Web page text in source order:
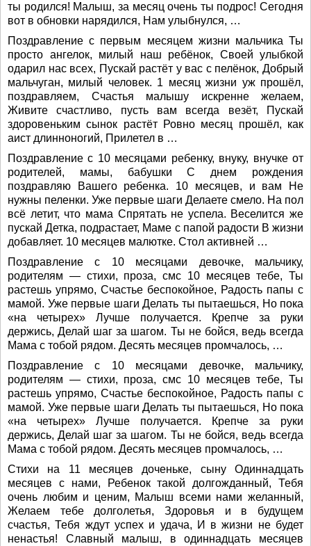
ты родился! Малыш, за месяц очень ты подрос! Сегодня
вот в обновки нарядился, Нам улыбнулся, …
Поздравление с первым месяцем жизни мальчика Ты
просто ангелок, милый наш ребёнок, Своей улыбкой
одарил нас всех, Пускай растёт у вас с пелёнок, Добрый
мальчуган, милый человек. 1 месяц жизни уж прошёл,
поздравляем, Счастья малышу искренне желаем,
Живите счастливо, пусть вам всегда везёт, Пускай
здоровеньким сынок растёт Ровно месяц прошёл, как
аист длинноногий, Прилетел в …
Поздравление с 10 месяцами ребенку, внуку, внучке от
родителей, мамы, бабушки С днем рождения
поздравляю Вашего ребенка. 10 месяцев, и вам Не
нужны пеленки. Уже первые шаги Делаете смело. На пол
всё летит, что мама Спрятать не успела. Веселится же
пускай Детка, подрастает, Маме с папой радости В жизни
добавляет. 10 месяцев малютке. Стол активней …
Поздравление с 10 месяцами девочке, мальчику,
родителям — стихи, проза, смс 10 месяцев тебе, Ты
растешь упрямо, Счастье беспокойное, Радость папы с
мамой. Уже первые шаги Делать ты пытаешься, Но пока
«на четырех» Лучше получается. Крепче за руки
держись, Делай шаг за шагом. Ты не бойся, ведь всегда
Мама с тобой рядом. Десять месяцев промчалось, …
Поздравление с 10 месяцами девочке, мальчику,
родителям — стихи, проза, смс 10 месяцев тебе, Ты
растешь упрямо, Счастье беспокойное, Радость папы с
мамой. Уже первые шаги Делать ты пытаешься, Но пока
«на четырех» Лучше получается. Крепче за руки
держись, Делай шаг за шагом. Ты не бойся, ведь всегда
Мама с тобой рядом. Десять месяцев промчалось, …
Стихи на 11 месяцев доченьке, сыну Одиннадцать
месяцев с нами, Ребенок такой долгожданный, Тебя
очень любим и ценим, Малыш всеми нами желанный,
Желаем тебе долголетья, Здоровья и в будущем
счастья, Тебя ждут успех и удача, И в жизни не будет
ненастья! Славный малыш, в одиннадцать месяцев